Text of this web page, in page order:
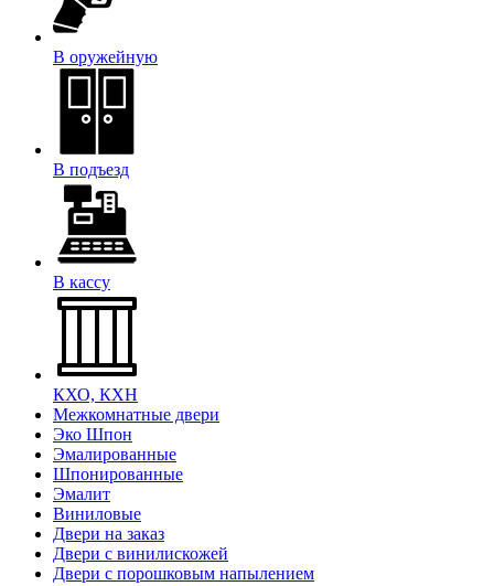
В оружейную
В подъезд
В кассу
КХО, КХН
Межкомнатные двери
Эко Шпон
Эмалированные
Шпонированные
Эмалит
Виниловые
Двери на заказ
Двери с винилискожей
Двери с порошковым напылением